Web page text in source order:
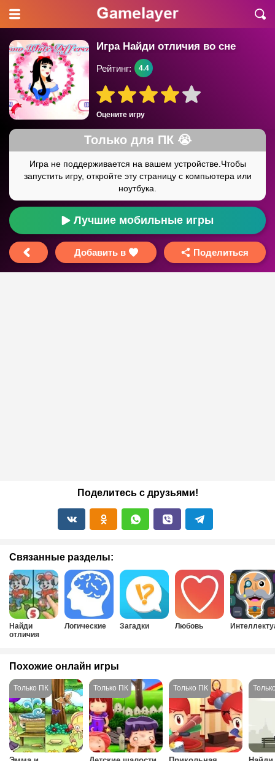
Игра Найди отличия во сне
Оцените игру
Рейтинг: 4.4
Лучшие мобильные игры
Добавить в Поделиться
Поделитесь с друзьями!
Связанные разделы:
Найди
отличия
Логические Загадки Любовь
Похожие онлайн игры